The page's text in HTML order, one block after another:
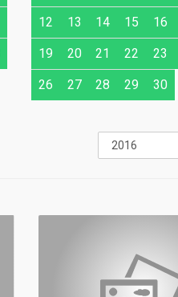
12 13 14 15 16
19 20 21 22 23
26 27 28 29 30